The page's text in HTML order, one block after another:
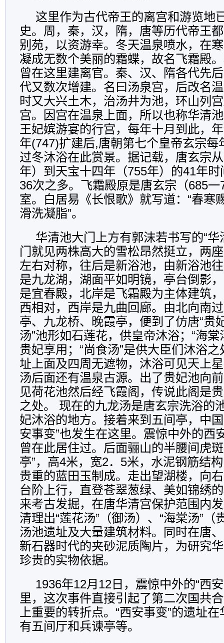
这里作为古代帝王的离宫和游览地
史。周，秦，汉，隋，唐等历代帝王
别苑，以资游幸。冬天温泉喷水，在
凝成无数个美丽的霜蝶，故名飞霜殿
曾在这里建离官。秦、汉、隋各代先
代又数次增建。名曰汤泉宫，后改名
时又大兴土木，治汤井为池，环山列
宫。因宫在温泉上面，所以也称华清
王妃嫔游宴的行宫，每年十月到此，
年(747)扩建后,唐朝第七个皇帝玄宗每
过冬沐浴在此赏景。据记载，唐玄宗
年）到天宝十四年（755年）的41年
36次之多。飞霜殿原是唐玄宗（685
室。白居易《长恨歌》就写道：“春寒
滑洗凝脂”。
华清池大门上方有郭沫若书写的“华
门就见两株高大的雪松昂然挺立，两
左右对称，往后是新浴池，由新浴池
是九龙湖，湖面平如明镜，亭台倒影
是宜春殿，北岸是飞霜殿为主体建筑
西相对，西岸是九曲回廊。由北向南
亭、九龙桥、晚霞亭，便到了仿唐“贵
汤”池形如石莲花，供皇帝沐浴；“海
贵妃享用；“尚食汤”是供大臣们沐浴之
址上面及四周无遮物，沐浴可见天上
汤后面还有温泉古源。出了贵妃池向
见荷花池然后经飞霞阁，传说此阁是
之处。 现在的九龙汤是唐玄宗洗浴的
妃沐浴的地方。接着来到五间亭，中
安事变”也发生在这里。震惊中外的西
曾在此居住过。后面骊山的半腰间虎
亭”，高4米，宽2．5米，水泥钢筋结
贵重的蓝田玉制成。走出望湖楼，向
台阶上行，直登苍翠葱绿、美如锦绣
来考古发掘，在唐华清宫保护范围内
清理出“莲花汤”（御汤）、“海棠汤”
汤池遗址及大量建筑材料。同时在唐
新石器时代的夹砂泥质陶片，为研究
珍贵的实物依据。
1936年12月12日，震惊中外的“西
里，这次事件直接引起了第二次国共
上重要的转折点。“西安事变”的遗址
有五间厅和兵谏亭等。